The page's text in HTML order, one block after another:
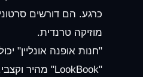
כרגע. הם דורשים
מוזיקה טרנדית.
"חנות אופנה אונליין"
"LookBook" מהיר וקצבי.